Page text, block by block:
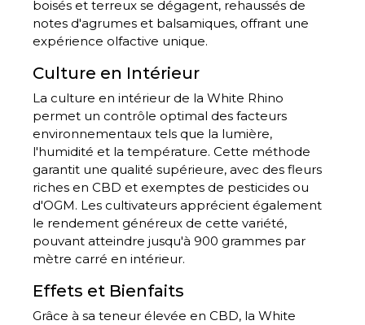
boisés et terreux se dégagent, rehaussés de
notes d'agrumes et balsamiques, offrant une
expérience olfactive unique.
Culture en Intérieur
La culture en intérieur de la White Rhino
permet un contrôle optimal des facteurs
environnementaux tels que la lumière,
l'humidité et la température. Cette méthode
garantit une qualité supérieure, avec des fleurs
riches en CBD et exemptes de pesticides ou
d'OGM. Les cultivateurs apprécient également
le rendement généreux de cette variété,
pouvant atteindre jusqu'à 900 grammes par
mètre carré en intérieur.
Effets et Bienfaits
Grâce à sa teneur élevée en CBD, la White